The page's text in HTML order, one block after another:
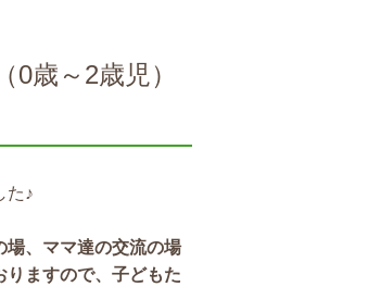
歳～2歳児）
た♪
場、ママ達の交流の場
りますので、子どもた